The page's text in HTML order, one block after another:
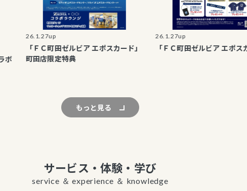
26.1.27up
「ＦＣ町田ゼルビア エポスカード」
町田店限定特典
26.1.27up
「ＦＣ町田ゼルビア エポスカード」
もっと見る
サービス・体験・学び
service ＆ experience ＆ knowledge